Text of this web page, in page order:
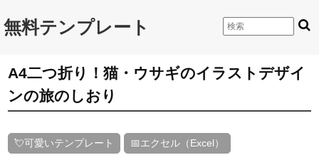
無料テンプレート
A4二つ折り！猫・ウサギのイラストデザイ
ンの旅のしおり
💘可愛いテンプレート 📅エクセル（Excel）